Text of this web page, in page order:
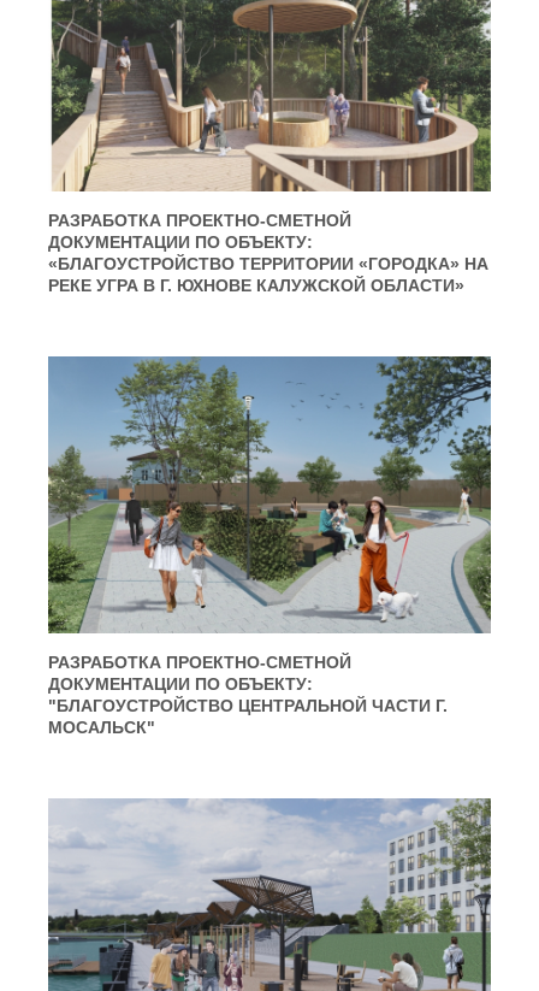
РАЗРАБОТКА ПРОЕКТНО-СМЕТНОЙ
ДОКУМЕНТАЦИИ ПО ОБЪЕКТУ:
«БЛАГОУСТРОЙСТВО ТЕРРИТОРИИ «ГОРОДКА» НА
РЕКЕ УГРА В Г. ЮХНОВЕ КАЛУЖСКОЙ ОБЛАСТИ»
РАЗРАБОТКА ПРОЕКТНО-СМЕТНОЙ
ДОКУМЕНТАЦИИ ПО ОБЪЕКТУ:
"БЛАГОУСТРОЙСТВО ЦЕНТРАЛЬНОЙ ЧАСТИ Г.
МОСАЛЬСК"